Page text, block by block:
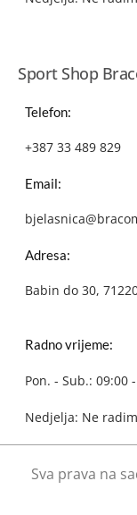
Sport Shop
Telefon:
+387 33 489 829
Email:
Adresa:
Babin do 30,
Radno vrijeme:
Pon. - Sub.: 09:00
Nedjelja: Ne
Sva prava na